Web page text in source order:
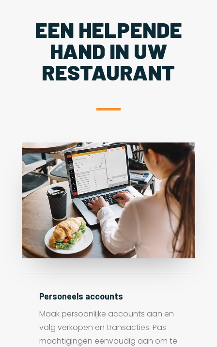
EEN HELPENDE
HAND IN UW
RESTAURANT
Personeels accounts
Maak persoonlijke accounts aan en
volg verkopen en transacties. Pas
machtigingen eenvoudig aan om te